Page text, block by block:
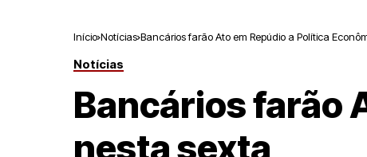
Início Notícias Bancários farão Ato em Repúdio a Política
Notícias
Bancários farão
nesta sexta